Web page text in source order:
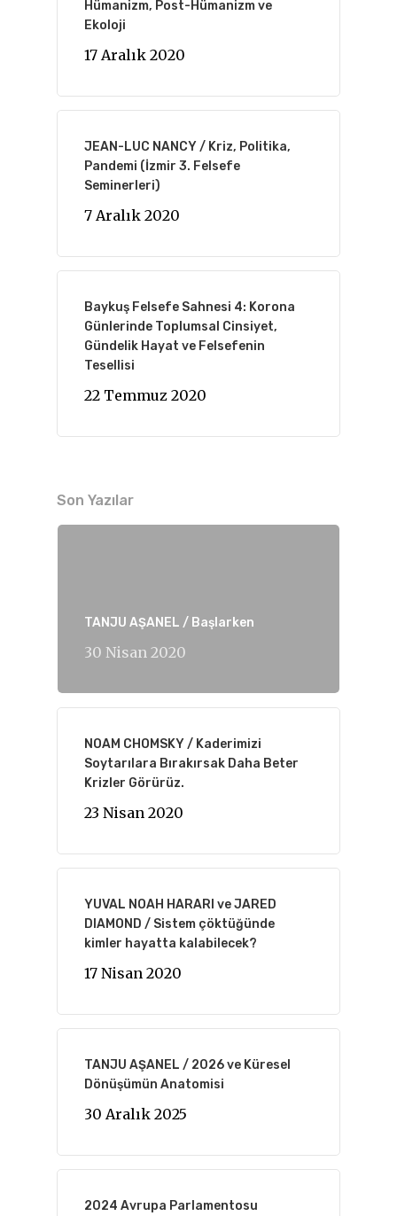
Hümanizm, Post-Hümanizm ve
Ekoloji
17 Aralık 2020
JEAN-LUC NANCY / Kriz, Politika,
Pandemi (İzmir 3. Felsefe
Seminerleri)
7 Aralık 2020
Baykuş Felsefe Sahnesi 4: Korona
Günlerinde Toplumsal Cinsiyet,
Gündelik Hayat ve Felsefenin
Tesellisi
22 Temmuz 2020
Son Yazılar
TANJU AŞANEL / Başlarken
30 Nisan 2020
NOAM CHOMSKY / Kaderimizi
Soytarılara Bırakırsak Daha Beter
Krizler Görürüz.
23 Nisan 2020
YUVAL NOAH HARARI ve JARED
DIAMOND / Sistem çöktüğünde
kimler hayatta kalabilecek?
17 Nisan 2020
TANJU AŞANEL / 2026 ve Küresel
Dönüşümün Anatomisi
30 Aralık 2025
2024 Avrupa Parlamentosu